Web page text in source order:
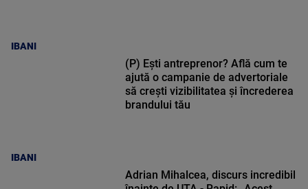
IBANI
IBANI
(P) Ești antreprenor? Află cum te
ajută o campanie de advertoriale
să crești vizibilitatea și încrederea
brandului tău
Adrian Mihalcea, discurs incredibil